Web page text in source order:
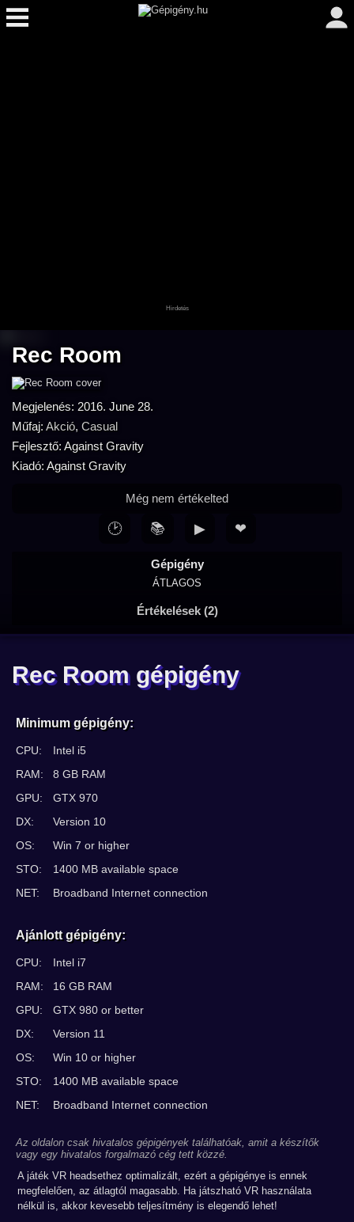
Rec Room
Megjelenés: 2016. June 28.
Műfaj: Akció, Casual
Fejlesztő: Against Gravity
Kiadó: Against Gravity
Gépigény
ÁTLAGOS
Értékelések (2)
Még nem értékelted
🕑 📚 ▶ ❤
Rec Room gépigény
Minimum gépigény:
CPU:
Intel i5
RAM:
8 GB RAM
GPU:
GTX 970
DX:
Version 10
OS:
Win 7 or higher
STO:
1400 MB available space
NET:
Broadband Internet connection
Ajánlott gépigény:
CPU:
Intel i7
RAM:
16 GB RAM
GPU:
GTX 980 or better
DX:
Version 11
OS:
Win 10 or higher
STO:
1400 MB available space
NET:
Broadband Internet connection
Az oldalon csak hivatalos gépigények találhatóak, amit a készítők
vagy egy hivatalos forgalmazó cég tett közzé.
A játék VR headsethez optimalizált, ezért a gépigénye is ennek
megfelelően, az átlagtól magasabb. Ha játszható VR használata
nélkül is, akkor kevesebb teljesítmény is elegendő lehet!